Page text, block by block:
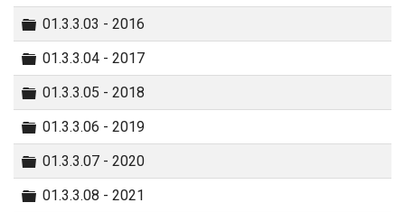
Carpeta
01.3.3.03 - 2016
Carpeta
01.3.3.04 - 2017
Carpeta
01.3.3.05 - 2018
Carpeta
01.3.3.06 - 2019
Carpeta
01.3.3.07 - 2020
Carpeta
01.3.3.08 - 2021